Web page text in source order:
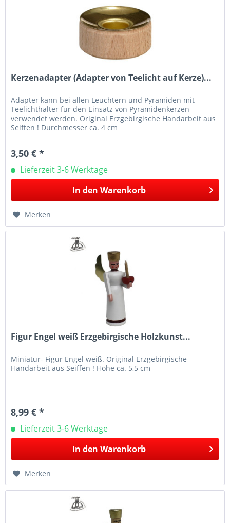
Kerzenadapter (Adapter von Teelicht auf Kerze)...
Adapter kann bei allen Leuchtern und Pyramiden mit
Teelichthalter für den Einsatz von Pyramidenkerzen
verwendet werden. Original Erzgebirgische Handarbeit aus
Seiffen ! Durchmesser ca. 4 cm
3,50 € *
Lieferzeit 3-6 Werktage
In den Warenkorb
Merken
Figur Engel weiß Erzgebirgische Holzkunst...
Miniatur- Figur Engel weiß. Original Erzgebirgische
Handarbeit aus Seiffen ! Höhe ca. 5,5 cm
8,99 € *
Lieferzeit 3-6 Werktage
In den Warenkorb
Merken